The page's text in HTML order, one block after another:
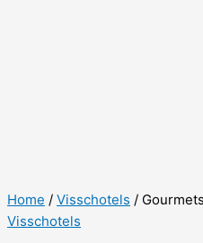
Home / Visschotels /
Visschotels